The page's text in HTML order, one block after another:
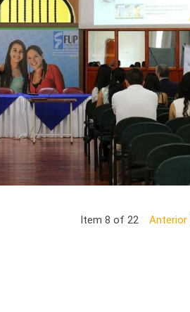
Item 8 of 22 Anterior